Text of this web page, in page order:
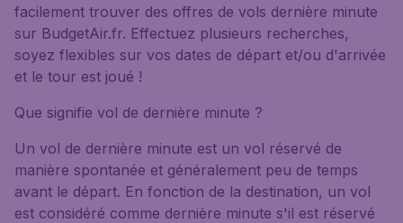
facilement trouver des offres de vols dernière minute
sur BudgetAir.fr. Effectuez plusieurs recherches,
soyez flexibles sur vos dates de départ et/ou d'arrivée
et le tour est joué !
Que signifie vol de dernière minute ?
Un vol de dernière minute est un vol réservé de
manière spontanée et généralement peu de temps
avant le départ. En fonction de la destination, un vol
est considéré comme dernière minute s'il est réservé